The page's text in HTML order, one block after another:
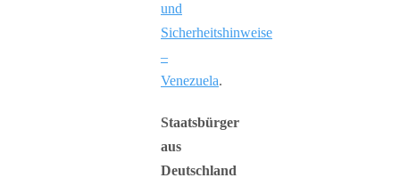
und
Sicherheitshinweise
–
Venezuela.
Staatsbürger
aus
Deutschland